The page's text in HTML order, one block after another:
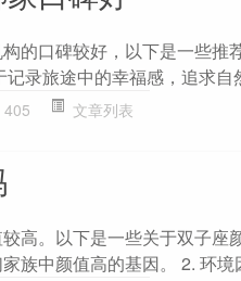
的口碑较好，以下是一些推
录旅途中的幸福感，追求自
405 文章列表
高。以下是一些关于双子座
族中颜值高的基因。 2. 环境